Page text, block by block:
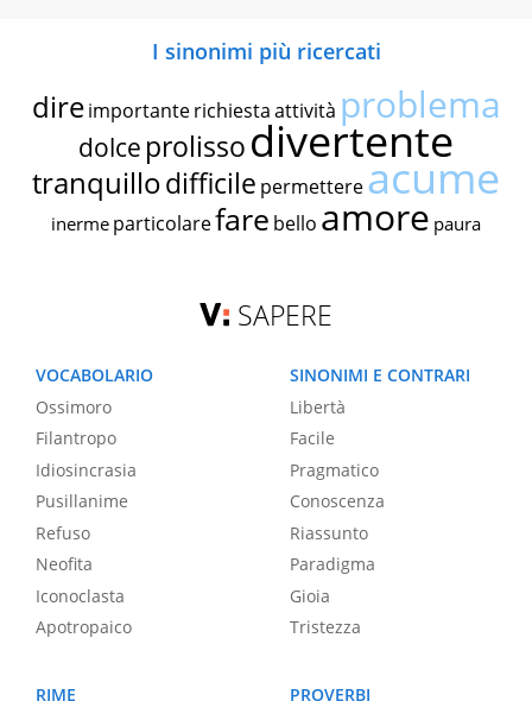
I sinonimi più ricercati
dire importante richiestaattività problema
dolce prolissodivertente
tranquillodifficile permettereacume
inerme particolarefare bello amore paura
SAPERE
VOCABOLARIO
Ossimoro
Filantropo
Idiosincrasia
Pusillanime
Refuso
Neofita
Iconoclasta
Apotropaico
SINONIMI E CONTRARI
Libertà
Facile
Pragmatico
Conoscenza
Riassunto
Paradigma
Gioia
Tristezza
RIME
PROVERBI